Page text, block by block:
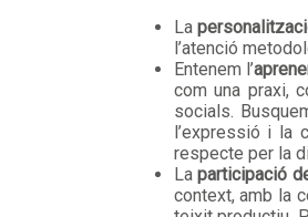
La
l’atenció
Entenem l’
com una praxi,
socials.
l’expressió i la
respecte per la
Laparticipació
context, amb la